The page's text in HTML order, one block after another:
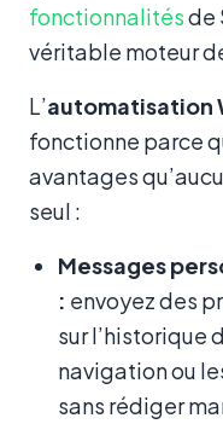
fonctionnalitésde
véritable moteur
L’automatisation
fonctionne parce
avantages
seul :
Messages
: envoyez des
sur l’historique
navigation ou
sans rédiger